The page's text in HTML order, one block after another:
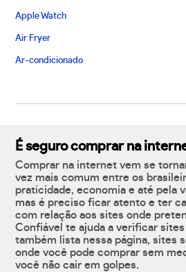
Apple Watch
Air Fryer
Ar-condicionado
É seguro comprar na
Comprar na internet vem se
vez mais comum entre os
praticidade, economia e até pela
mas é preciso ficar atento e ter
com relação aos sites onde
Confiável te ajuda a verificar
também lista nessa página, sites
onde você pode comprar sem
você não cair em golpes.